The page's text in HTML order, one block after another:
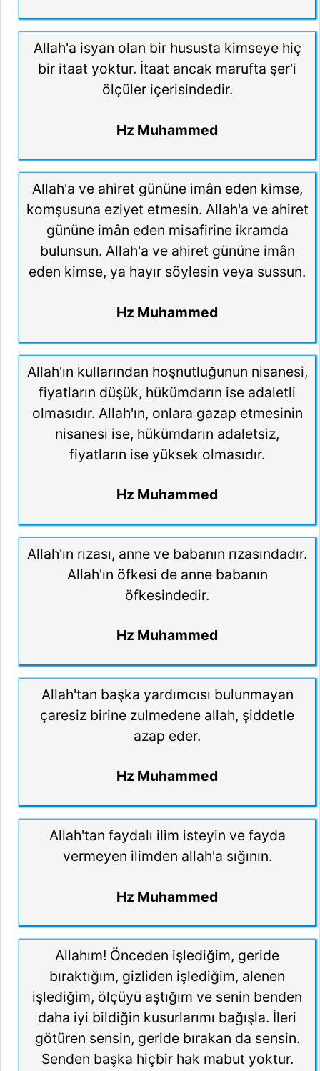
Allah'a isyan olan bir hususta kimseye hiç
bir itaat yoktur. İtaat ancak marufta şer'i
ölçüler içerisindedir.
Hz Muhammed
Allah'a ve ahiret gününe imân eden kimse,
komşusuna eziyet etmesin. Allah'a ve ahiret
gününe imân eden misafirine ikramda
bulunsun. Allah'a ve ahiret gününe imân
eden kimse, ya hayır söylesin veya sussun.
Hz Muhammed
Allah'ın kullarından hoşnutluğunun nisanesi,
fiyatların düşük, hükümdarın ise adaletli
olmasıdır. Allah'ın, onlara gazap etmesinin
nisanesi ise, hükümdarın adaletsiz,
fiyatların ise yüksek olmasıdır.
Hz Muhammed
Allah'ın rızası, anne ve babanın rızasındadır.
Allah'ın öfkesi de anne babanın
öfkesindedir.
Hz Muhammed
Allah'tan başka yardımcısı bulunmayan
çaresiz birine zulmedene allah, şiddetle
azap eder.
Hz Muhammed
Allah'tan faydalı ilim isteyin ve fayda
vermeyen ilimden allah'a sığının.
Hz Muhammed
Allahım! Önceden işlediğim, geride
bıraktığım, gizliden işlediğim, alenen
işlediğim, ölçüyü aştığım ve senin benden
daha iyi bildiğin kusurlarımı bağışla. İleri
götüren sensin, geride bırakan da sensin.
Senden başka hiçbir hak mabut yoktur.